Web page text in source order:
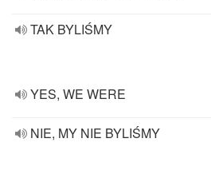
TAK BYLIŚMY
YES, WE WERE
NIE, MY NIE BYLIŚMY